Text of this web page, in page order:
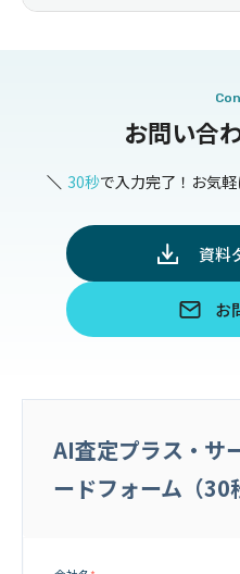
お問い合
30秒で入力完了！お気軽
資料
お
AI査定プラス・サ
ードフォーム（30